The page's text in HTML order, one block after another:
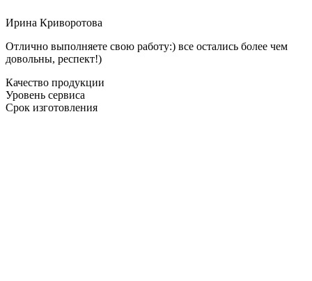
Ирина Криворотова
Отлично выполняете свою работу:) все остались более чем
довольны, респект!)
Качество продукции
Уровень сервиса
Срок изготовления